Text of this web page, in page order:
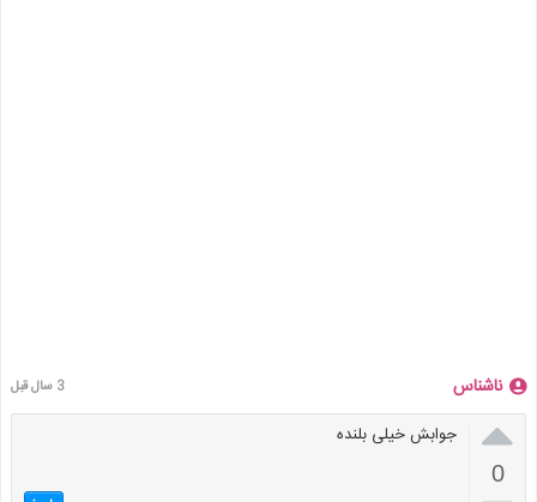
ناشناس 3 سال قبل

0
جوابش خیلی بلنده